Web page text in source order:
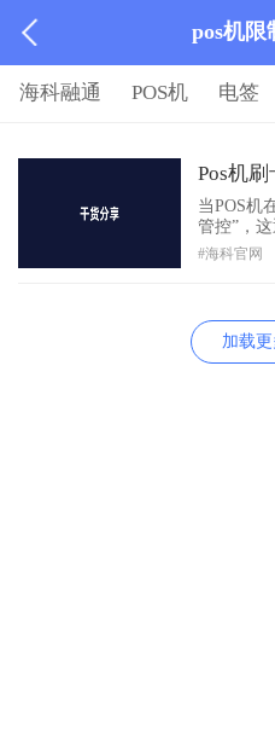
pos机限
海科融通 POS机 电签
Pos机
当POS机
管控”，
#海科官网
加载